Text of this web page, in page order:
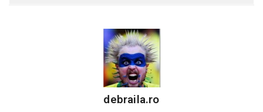
debraila.ro